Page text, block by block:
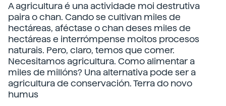
A agricultura é una actividade moi destrutiva
paira o chan. Cando se cultivan miles de
hectáreas, aféctase o chan deses miles de
hectáreas e interrómpense moitos procesos
naturais. Pero, claro, temos que comer.
Necesitamos agricultura. Como alimentar a
miles de millóns? Una alternativa pode ser a
agricultura de conservación. Terra do novo
humus